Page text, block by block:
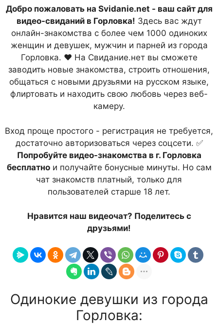
Добро пожаловать на Svidanie.net - ваш сайт для
видео-свиданий в Горловка! Здесь вас ждут
онлайн-знакомства с более чем 1000 одиноких
женщин и девушек, мужчин и парней из города
Горловка. ❤ На Свидание.нет вы сможете
заводить новые знакомства, строить отношения,
общаться с новыми друзьями на русском языке,
флиртовать и находить свою любовь через веб-
камеру.
Вход проще простого - регистрация не требуется,
достаточно авторизоваться через соцсети. ✅
Попробуйте видео-знакомства в г. Горловка
бесплатнои получайте бонусные минуты. Но сам
чат знакомств платный, только для
пользователей старше 18 лет.
Нравится наш видеочат? Поделитесь с
друзьями!
Одинокие девушки из города
Горловка: